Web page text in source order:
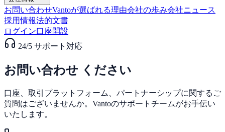
お問い合わせVantoが選ばれる理由会社の歩み会社ニュース
採用情報法的文書
ログイン口座開設
24/5 サポート対応
お問い合わせ ください
口座、取引プラットフォーム、パートナーシップに関するご
質問はございませんか。Vantoのサポートチームがお手伝い
いたします。